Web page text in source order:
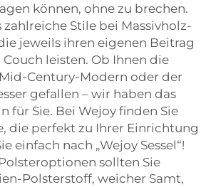
können, ohne zu brechen.
Stile bei Massivholz-
jeweils ihren eigenen Beitrag
leisten. Ob Ihnen die
Century-Modern oder der
gefallen – wir haben das
für Sie. Bei Wejoy finden Sie
die perfekt zu Ihrer Einrichtung
einfach nach „Wejoy Sessel“!
sollten Sie
Polsterstoff, weicher Samt,